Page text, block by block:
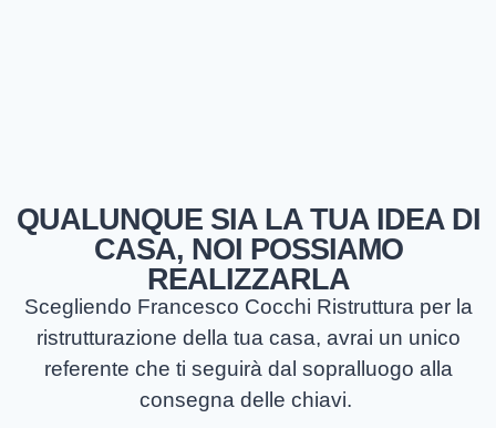
QUALUNQUE SIA LA TUA IDEA DI
CASA, NOI POSSIAMO
REALIZZARLA
Scegliendo Francesco Cocchi Ristruttura per la
ristrutturazione della tua casa, avrai un unico
referente che ti seguirà dal sopralluogo alla
consegna delle chiavi.